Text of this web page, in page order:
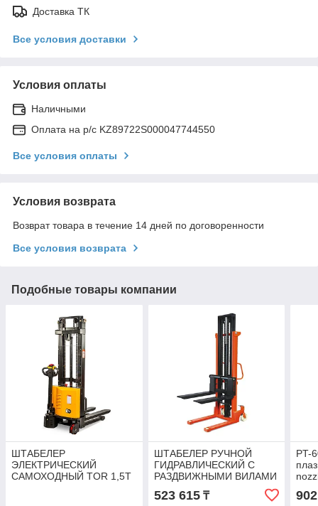
Доставка ТК
Все условия доставки
Условия оплаты
Наличными
Оплата на р/с KZ89722S000047744550
Все условия оплаты
Условия возврата
Возврат товара в течение 14 дней по договоренности
Все условия возврата
Подобные товары компании
ШТАБЕЛЕР
ЭЛЕКТРИЧЕСКИЙ
САМОХОДНЫЙ TOR 1,5Т
ШТАБЕЛЕР РУЧНОЙ
ГИДРАВЛИЧЕСКИЙ С
РАЗДВИЖНЫМИ ВИЛАМИ
TOR 320-870 ММ CTY-EH
1.0TX2.5M
523 615₸
PT-
902